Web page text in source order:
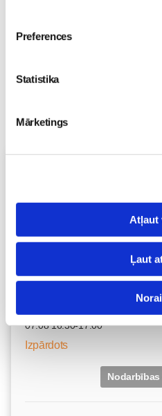
Preferences
Statistika
Mārketings
Atļaut
Ļaut
skaistumkopšanas
Izpārdots
Nodarbības
Vaksācija topošajām un
07.08 16:30-17:00
Izpārdots